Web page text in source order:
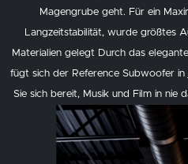
Magengrube geht. Für ein
Langzeitstabilität, wurde größtes
Materialien gelegt Durch das
fügt sich der Reference Subwoofer in
Sie sich bereit, Musik und Film in nie